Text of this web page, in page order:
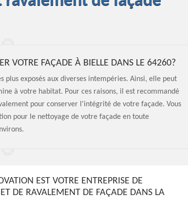
VOTRE FAÇADE À BIELLE DANS LE 64260?
plus exposés aux diverses intempéries. Ainsi, elle peut
à votre habitat. Pour ces raisons, il est recommandé
pour conserver l'intégrité de votre façade. Vous
pour le nettoyage de votre façade en toute
EST VOTRE ENTREPRISE DE
DE RAVALEMENT DE FAÇADE DANS LA